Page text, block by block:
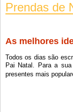
Prendas de
As melhores
Todos os dias são
Pai Natal. Para a
presentes mais